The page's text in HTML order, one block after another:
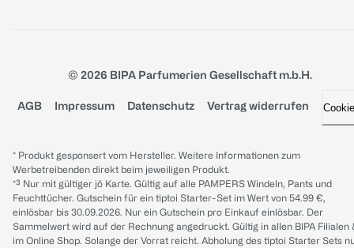
© 2026 BIPA Parfumerien Gesellschaft m.b.H.
AGB Impressum Datenschutz Vertrag widerrufen
* Produkt gesponsert vom Hersteller. Weitere Informationen zum
Werbetreibenden direkt beim jeweiligen Produkt.
*³ Nur mit gültiger jö Karte. Gültig auf alle PAMPERS Windeln, Pants und
Feuchttücher. Gutschein für ein tiptoi Starter-Set im Wert von 54.99 €,
einlösbar bis 30.09.2026. Nur ein Gutschein pro Einkauf einlösbar. Der
Sammelwert wird auf der Rechnung angedruckt. Gültig in allen BIPA Filialen
im Online Shop. Solange der Vorrat reicht. Abholung des tiptoi Starter Sets